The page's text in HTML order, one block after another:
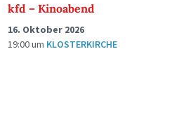
kfd – Kinoabend
16. Oktober 2026
19:00um KLOSTERKIRCHE